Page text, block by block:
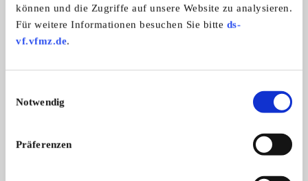
können und die Zugriffe auf unsere Website zu analysieren.
Für weitere Informationen besuchen Sie bitte ds-
vf.vfmz.de.
Notwendig
Präferenzen
Capri Schweiz